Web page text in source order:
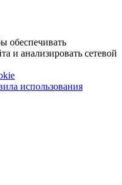
обеспечивать
и анализировать сетевой
использования